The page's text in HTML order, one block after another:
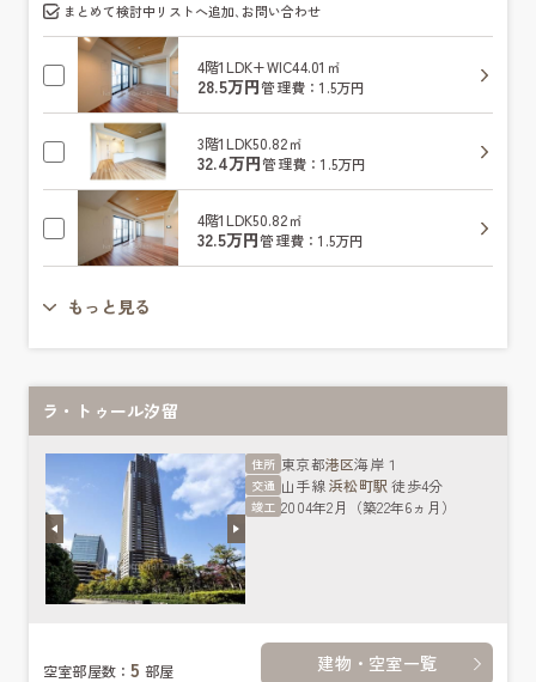
まとめて検討中リストへ追加､お問い合わせ
4階1LDK+WIC44.01㎡
28.5万円管理費：1.5万円
3階1LDK50.82㎡
32.4万円管理費：1.5万円
4階1LDK50.82㎡
32.5万円管理費：1.5万円
もっと見る
ラ・トゥール汐留
住所 東京都港区海岸１
交通 山手線浜松町駅 徒歩4分
竣工 2004年2月（築22年6ヵ月）
空室部屋数：5 部屋 建物・空室一覧